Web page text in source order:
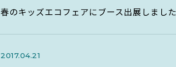
春のキッズエコフェアにブース出展しまし
2017.04.21